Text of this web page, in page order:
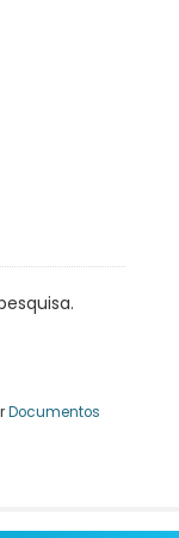
Documentos